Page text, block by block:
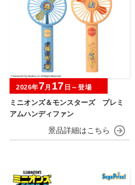
ミニオンズ＆モンスターズ プレミ
アムハンディファン
2026年7月 17 日～登場